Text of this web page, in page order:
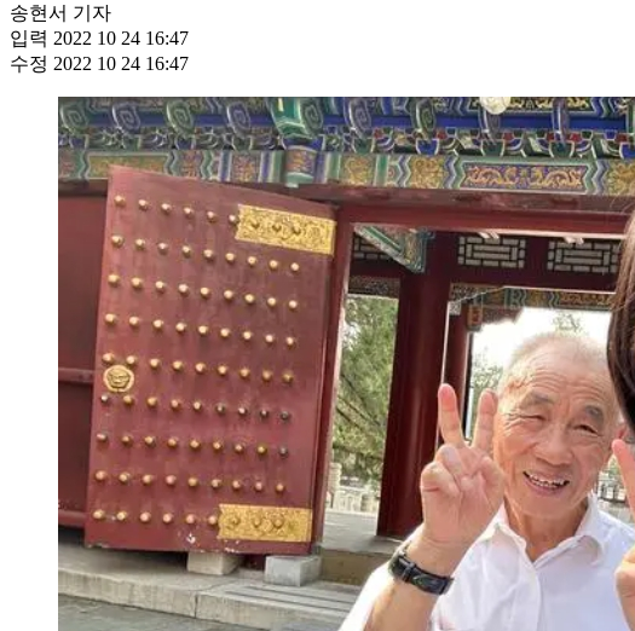
송현서 기자
입력 2022 10 24 16:47
수정 2022 10 24 16:47